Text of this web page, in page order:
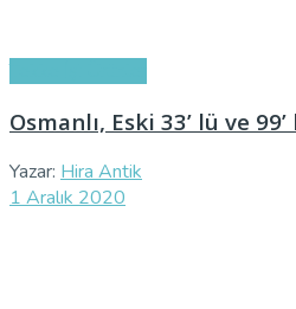
Osmanlı, Eski 33’ lü ve
Yazar: Hira Antik
1 Aralık 2020